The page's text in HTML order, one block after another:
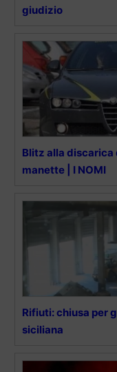
giudizio
Blitz alla discarica
manette | I NOMI
Rifiuti: chiusa per
siciliana